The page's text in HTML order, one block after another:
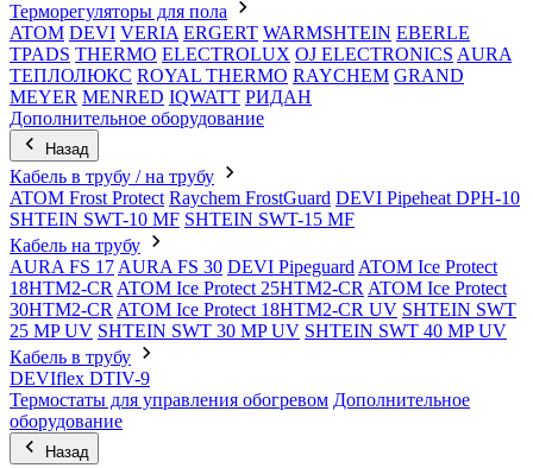
Терморегуляторы для пола
ATOM DEVI VERIA ERGERT WARMSHTEIN EBERLE
TPADS THERMO ELECTROLUX OJ ELECTRONICS AURA
ТЕПЛОЛЮКС ROYAL THERMO RAYCHEM GRAND
MEYER MENRED IQWATT РИДАН
Дополнительное оборудование
Назад
Кабель в трубу / на трубу
ATOM Frost Protect Raychem FrostGuard DEVI Pipeheat DPH-10
SHTEIN SWT-10 MF SHTEIN SWT-15 MF
Кабель на трубу
AURA FS 17 AURA FS 30 DEVI Pipeguard ATOM Ice Protect
18HTM2-CR ATOM Ice Protect 25HTM2-CR ATOM Ice Protect
30HTM2-CR ATOM Ice Protect 18HTM2-CR UV SHTEIN SWT
25 MP UV SHTEIN SWT 30 MP UV SHTEIN SWT 40 MP UV
Кабель в трубу
DEVIflex DTIV-9
Термостаты для управления обогревом Дополнительное
оборудование
Назад